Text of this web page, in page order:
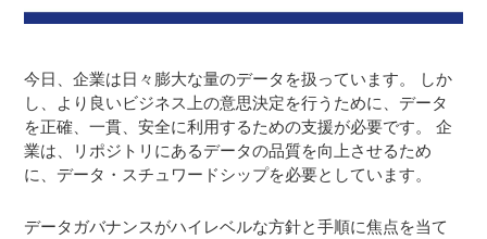
今日、企業は日々膨大な量のデータを扱っています。 しか
し、より良いビジネス上の意思決定を行うために、データ
を正確、一貫、安全に利用するための支援が必要です。 企
業は、リポジトリにあるデータの品質を向上させるため
に、データ・スチュワードシップを必要としています。
データガバナンスがハイレベルな方針と手順に焦点を当て